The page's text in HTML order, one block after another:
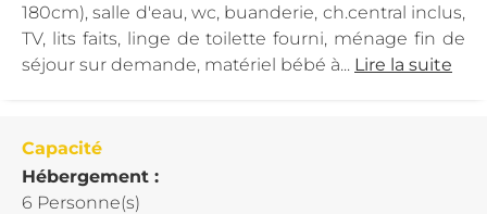
180cm), salle d'eau, wc, buanderie, ch.central inclus,
TV, lits faits, linge de toilette fourni, ménage fin de
séjour sur demande, matériel bébé à... Lire la suite
Capacité
Hébergement :
6 Personne(s)